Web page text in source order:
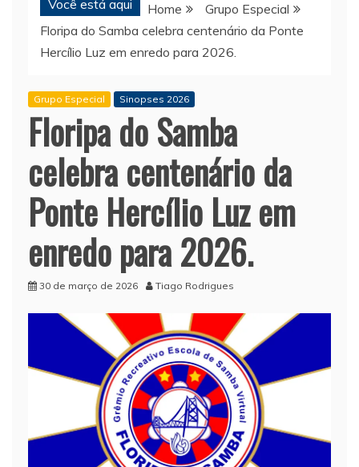
Você está aqui Home
Grupo Especial
Floripa do Samba celebra centenário da Ponte
Hercílio Luz em enredo para 2026.
Grupo Especial Sinopses 2026
Floripa do Samba
celebra centenário da
Ponte Hercílio Luz em
enredo para 2026.
30 de março de 2026 Tiago Rodrigues